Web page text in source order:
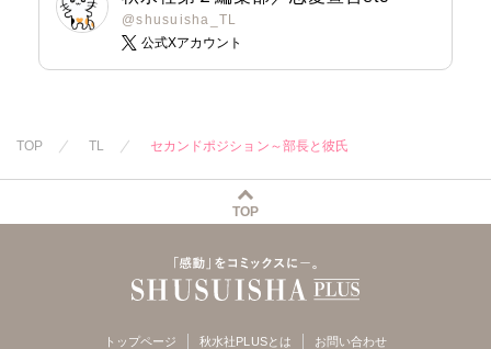
@shusuisha_TL
公式Xアカウント
TOP TL セカンドポジション～部長と彼氏
TOP
トップページ 秋水社PLUSとは お問い合わせ